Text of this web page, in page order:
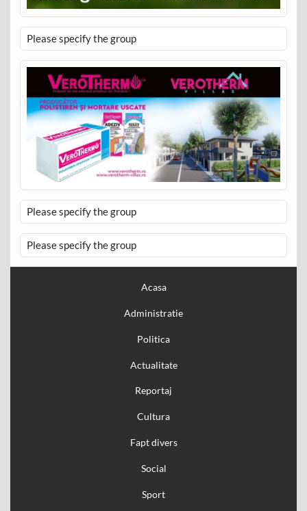
Please specify the group
Please specify the group
Please specify the group
Acasa
Administratie
Politica
Actualitate
Reportaj
Cultura
Fapt divers
Social
Sport